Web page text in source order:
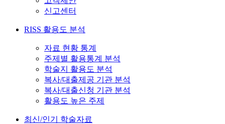
신고센터
RISS 활용도 분석
자료 현황 통계
주제별 활용통계 분석
학술지 활용도 분석
복사/대출제공 기관 분석
복사/대출신청 기관 분석
활용도 높은 주제
최신/인기 학술자료